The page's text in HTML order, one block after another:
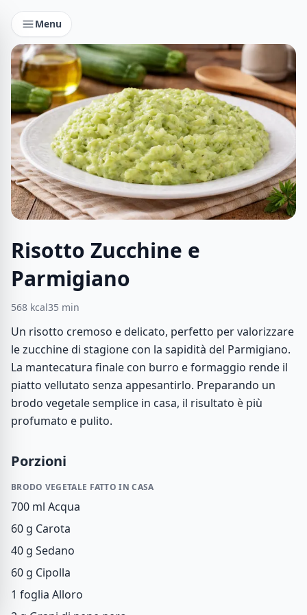
Menu
Risotto Zucchine e
Parmigiano
568 kcal35 min
Un risotto cremoso e delicato, perfetto per valorizzare
le zucchine di stagione con la sapidità del Parmigiano.
La mantecatura finale con burro e formaggio rende il
piatto vellutato senza appesantirlo. Preparando un
brodo vegetale semplice in casa, il risultato è più
profumato e pulito.
Porzioni
BRODO VEGETALE FATTO IN CASA
700 ml Acqua
60 g Carota
40 g Sedano
60 g Cipolla
1 foglia Alloro